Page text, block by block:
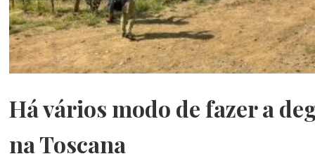
Há vários modo de fazer a
na Toscana